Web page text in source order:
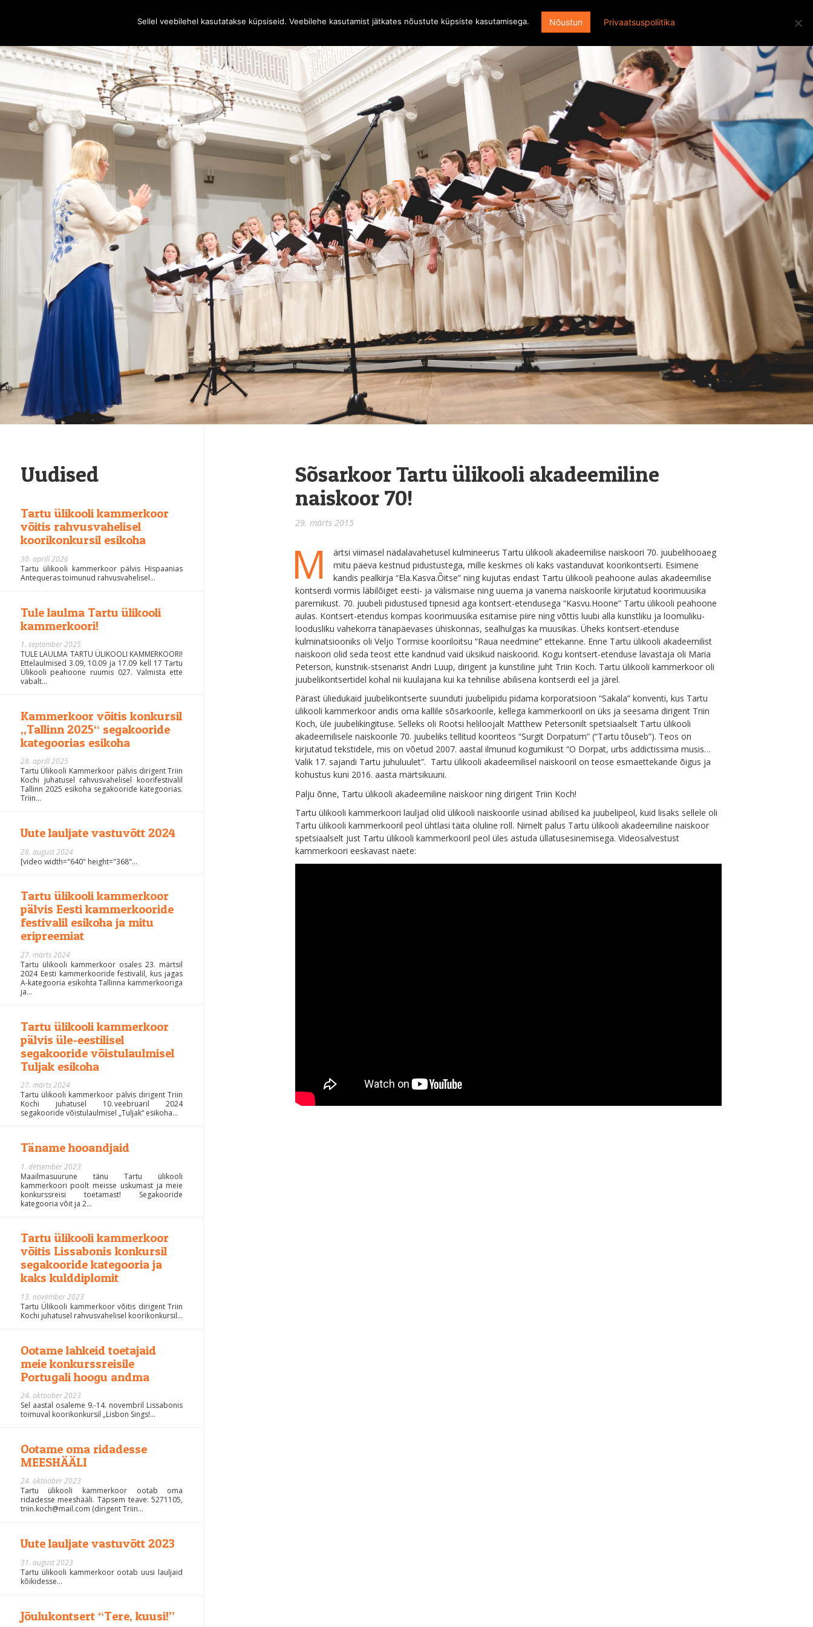
Sõsarkoor Tartu ülikooli akadeemiline
naiskoor 70!
29. märts 2015
M
ärtsi viimasel nädalavahetusel kulmineerus Tartu ülikooli akadeemilise naiskoori 70. juubelihooaeg
mitu päeva kestnud pidustustega, mille keskmes oli kaks vastanduvat koorikontserti. Esimene
kandis pealkirja “Ela.Kasva.Õitse” ning kujutas endast Tartu ülikooli peahoone aulas akadeemilise
kontserdi vormis läbilõiget eesti- ja välismaise ning uuema ja vanema naiskoorile kirjutatud koorimuusika
paremikust. 70. juubeli pidustused tipnesid aga kontsert-etendusega “Kasvu.Hoone” Tartu ülikooli peahoone
aulas. Kontsert-etendus kompas koorimuusika esitamise piire ning võttis luubi alla kunstliku ja loomuliku-
loodusliku vahekorra tänapäevases ühiskonnas, sealhulgas ka muusikas. Üheks kontsert-etenduse
kulminatsiooniks oli Veljo Tormise kooriloitsu “Raua needmine” ettekanne. Enne Tartu ülikooli akadeemilist
naiskoori olid seda teost ette kandnud vaid üksikud naiskoorid. Kogu kontsert-etenduse lavastaja oli Maria
Peterson, kunstnik-stsenarist Andri Luup, dirigent ja kunstiline juht Triin Koch. Tartu ülikooli kammerkoor oli
juubelikontsertidel kohal nii kuulajana kui ka tehnilise abilisena kontserdi eel ja järel.
Pärast üliedukaid juubelikontserte suunduti juubelipidu pidama korporatsioon “Sakala” konventi, kus Tartu
ülikooli kammerkoor andis oma kallile sõsarkoorile, kellega kammerkooril on üks ja seesama dirigent Triin
Koch, üle juubelikingituse. Selleks oli Rootsi heliloojalt Matthew Petersonilt spetsiaalselt Tartu ülikooli
akadeemilisele naiskoorile 70. juubeliks tellitud kooriteos “Surgit Dorpatum” (“Tartu tõuseb”). Teos on
kirjutatud tekstidele, mis on võetud 2007. aastal ilmunud kogumikust “O Dorpat, urbs addictissima musis…
Valik 17. sajandi Tartu juhuluulet”. Tartu ülikooli akadeemilisel naiskooril on teose esmaettekande õigus ja
kohustus kuni 2016. aasta märtsikuuni.
Palju õnne, Tartu ülikooli akadeemiline naiskoor ning dirigent Triin Koch!
Tartu ülikooli kammerkoori lauljad olid ülikooli naiskoorile usinad abilised ka juubelipeol, kuid lisaks sellele oli
Tartu ülikooli kammerkooril peol ühtlasi täita oluline roll. Nimelt palus Tartu ülikooli akadeemiline naiskoor
spetsiaalselt just Tartu ülikooli kammerkooril peol üles astuda üllatusesinemisega. Videosalvestust
kammerkoori eeskavast näete:
Uudised
Tartu ülikooli kammerkoor
võitis rahvusvahelisel
koorikonkursil esikoha
30. aprill 2026
Tartu ülikooli kammerkoor pälvis Hispaanias
Antequeras toimunud rahvusvahelisel...
Tule laulma Tartu ülikooli
kammerkoori!
1. september 2025
TULE LAULMA TARTU ÜLIKOOLI KAMMERKOORI!
Ettelaulmised 3.09, 10.09 ja 17.09 kell 17 Tartu
Ülikooli peahoone ruumis 027. Valmista ette
vabalt...
Kammerkoor võitis konkursil
„Tallinn 2025“ segakooride
kategoorias esikoha
28. aprill 2025
Tartu Ülikooli Kammerkoor pälvis dirigent Triin
Kochi juhatusel rahvusvahelisel koorifestivalil
Tallinn 2025 esikoha segakooride kategoorias.
Triin...
Uute lauljate vastuvõtt 2024
28. august 2024
[video width="640" height="368"...
Tartu ülikooli kammerkoor
pälvis Eesti kammerkooride
festivalil esikoha ja mitu
eripreemiat
27. märts 2024
Tartu ülikooli kammerkoor osales 23. märtsil
2024 Eesti kammerkooride festivalil, kus jagas
A-kategooria esikohta Tallinna kammerkooriga
ja...
Tartu ülikooli kammerkoor
pälvis üle-eestilisel
segakooride võistulaulmisel
Tuljak esikoha
27. märts 2024
Tartu ülikooli kammerkoor pälvis dirigent Triin
Kochi juhatusel 10. veebruaril 2024
segakooride võistulaulmisel „Tuljak“ esikoha...
Täname hooandjaid
1. detsember 2023
Maailmasuurune tänu Tartu ülikooli
kammerkoori poolt meisse uskumast ja meie
konkurssreisi toetamast! Segakooride
kategooria võit ja 2...
Tartu ülikooli kammerkoor
võitis Lissabonis konkursil
segakooride kategooria ja
kaks kulddiplomit
13. november 2023
Tartu Ülikooli kammerkoor võitis dirigent Triin
Kochi juhatusel rahvusvahelisel koorikonkursil...
Ootame lahkeid toetajaid
meie konkurssreisile
Portugali hoogu andma
24. oktoober 2023
Sel aastal osaleme 9.-14. novembril Lissabonis
toimuval koorikonkursil „Lisbon Sings!...
Ootame oma ridadesse
MEESHÄÄLI
24. oktoober 2023
Tartu ülikooli kammerkoor ootab oma
ridadesse meeshääli. Täpsem teave: 5271105,
triin.koch@mail.com (dirigent Triin...
Uute lauljate vastuvõtt 2023
31. august 2023
Tartu ülikooli kammerkoor ootab uusi lauljaid
kõikidesse...
Jõulukontsert “Tere, kuusi!”
Sellel veebilehel kasutatakse küpsiseid. Veebilehe kasutamist jätkates nõustute küpsiste kasutamisega. Nõustun Privaatsuspoliitika